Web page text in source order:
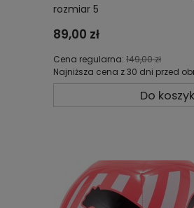
rozmiar 5
89,00 zł
Cena regularna: 149,00 zł
Najniższa cena z 30 dni przed
Do